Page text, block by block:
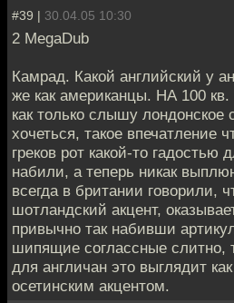
#39 | 30.04.05 10:30
2 MegaDub
Камрад. Какой английский у
же как американцы. НА 100
как только слышу лондонское
хочеться, такое впечатление
греков рот какой-то гадостью
набили, а теперь никак
всегда в британии говорили,
шотландский акцент,
привычно так набивши
шипящие соглассные слитно,
для англичан это выглядит
осетинским акцентом.